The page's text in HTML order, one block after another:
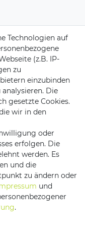
AGB
widerrufen
Technologien auf
(z.B. IP-
zu
einzubinden
Die
gesetzte Cookies.
wir in den
oder
erfolgen. Die
werden. Es
und die
zu ändern oder
und
.